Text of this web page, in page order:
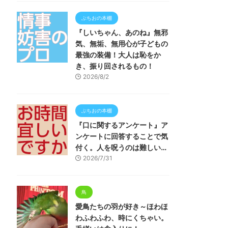
ぶちおの本棚
『しいちゃん、あのね』無邪
気、無垢、無用心が子どもの
最強の装備！大人は恥をか
き、振り回されるもの！
2026/8/2
ぶちおの本棚
『口に関するアンケート』ア
ンケートに回答することで気
付く。人を呪うのは難しい…
2026/7/31
鳥
愛鳥たちの羽が好き～ほわほ
わふわふわ、時にくちゃい。